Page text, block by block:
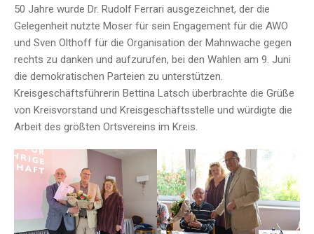
50 Jahre wurde Dr. Rudolf Ferrari ausgezeichnet, der die
Gelegenheit nutzte Moser für sein Engagement für die AWO
und Sven Olthoff für die Organisation der Mahnwache gegen
rechts zu danken und aufzurufen, bei den Wahlen am 9. Juni
die demokratischen Parteien zu unterstützen.
Kreisgeschäftsführerin Bettina Latsch überbrachte die Grüße
von Kreisvorstand und Kreisgeschäftsstelle und würdigte die
Arbeit des größten Ortsvereins im Kreis.